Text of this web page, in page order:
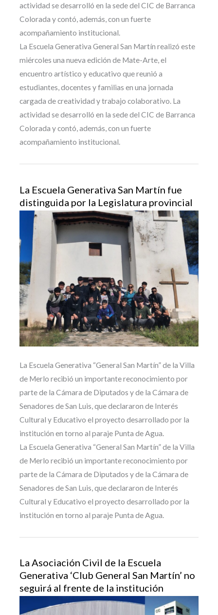
actividad se desarrolló en la sede del CIC de Barranca
Colorada y contó, además, con un fuerte
acompañamiento institucional.
La Escuela Generativa General San Martín realizó este
miércoles una nueva edición de Mate-Arte, el
encuentro artístico y educativo que reunió a
estudiantes, docentes y familias en una jornada
cargada de creatividad y trabajo colaborativo. La
actividad se desarrolló en la sede del CIC de Barranca
Colorada y contó, además, con un fuerte
acompañamiento institucional.
La Escuela Generativa San Martín fue
distinguida por la Legislatura provincial
La Escuela Generativa “General San Martín” de la Villa
de Merlo recibió un importante reconocimiento por
parte de la Cámara de Diputados y de la Cámara de
Senadores de San Luis, que declararon de Interés
Cultural y Educativo el proyecto desarrollado por la
institución en torno al paraje Punta de Agua.
La Escuela Generativa “General San Martín” de la Villa
de Merlo recibió un importante reconocimiento por
parte de la Cámara de Diputados y de la Cámara de
Senadores de San Luis, que declararon de Interés
Cultural y Educativo el proyecto desarrollado por la
institución en torno al paraje Punta de Agua.
La Asociación Civil de la Escuela
Generativa ‘Club General San Martín’ no
seguirá al frente de la institución